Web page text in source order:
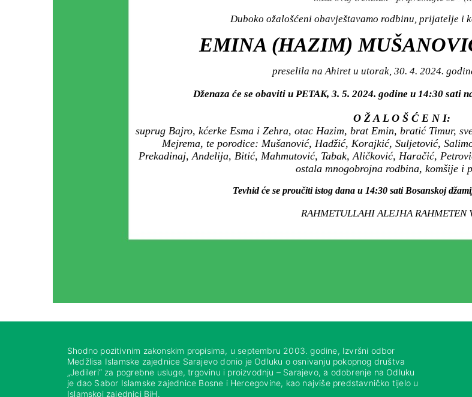
Duboko ožalošćeni obavještavamo rodbinu, prijatelje i
EMINA (HAZIM)
preselila na Ahiret u utorak, 30. 4. 2024.
Dženaza će se obaviti u PETAK, 3. 5. 2024. godine u 14:30 sati
O Ž A L O Š Ć E N I:
suprug Bajro, kćerke Esma i Zehra, otac Hazim, brat Emin, bratić Timur,
Mejrema, te porodice: Mušanović, Hadžić, Korajkić, Suljetović,
Prekadinaj, Andelija, Bitić, Mahmutović, Tabak, Aličković, Haračić,
ostala mnogobrojna rodbina, komšije i
Tevhid će se proučiti istog dana u 14:30 sati Bosanskoj
RAHMETULLAHI ALEJHA RAHMETEN
Shodno pozitivnim zakonskim propisima, u septembru 2003. godine, Izvršni odbor
Medžlisa Islamske zajednice Sarajevo donio je Odluku o osnivanju pokopnog društva
„Jedileri“ za pogrebne usluge, trgovinu i proizvodnju – Sarajevo, a odobrenje na Odluku
je dao Sabor Islamske zajednice Bosne i Hercegovine, kao najviše predstavničko tijelo u
Islamskoj zajednici BiH.